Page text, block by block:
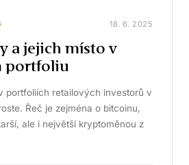
18. 6. 2025
a jejich místo v
portfoliu
portfoliích retailových investorů v
Řeč je zejména o bitcoinu,
ale i největší kryptoměnou z